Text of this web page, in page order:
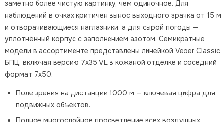
заметно более чистую картинку, чем одиночное. Для
наблюдений в очках критичен вынос выходного зрачка от 15
и отворачивающиеся наглазники, а для сырой погоды —
уплотнённый корпус с заполнением азотом. Семикратные
модели в ассортименте представлены линейкой Veber Classic
БПЦ, включая версию 7x35 VL в кожаной отделке и соседний
формат 7x50.
Поле зрения на дистанции 1000 м — ключевая цифра для
подвижных объектов.
Полное многослойное просветление всех воздушных